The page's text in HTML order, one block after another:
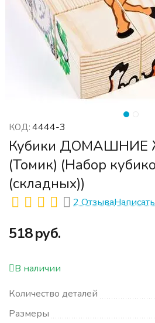
КОД: 4444-3
Кубики
(Томик) (Набор
(складных))
2 Отзыва
‍518‍руб.
В наличии
Количество деталей
Размеры